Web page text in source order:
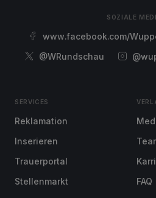
SOZIALE
www.facebook.com/
@WRundschau
SERVICES
Reklamation
Inserieren
Trauerportal
Stellenmarkt
FAQ